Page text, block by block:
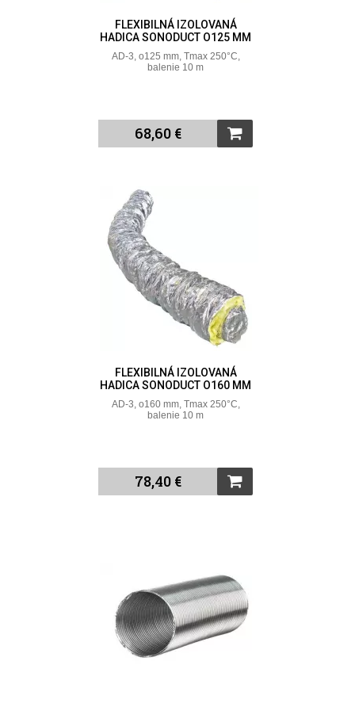
FLEXIBILNÁ IZOLOVANÁ
HADICA SONODUCT O125 MM
AD-3, o125 mm, Tmax 250°C,
balenie 10 m
68,60 €
FLEXIBILNÁ IZOLOVANÁ
HADICA SONODUCT O160 MM
AD-3, o160 mm, Tmax 250°C,
balenie 10 m
78,40 €